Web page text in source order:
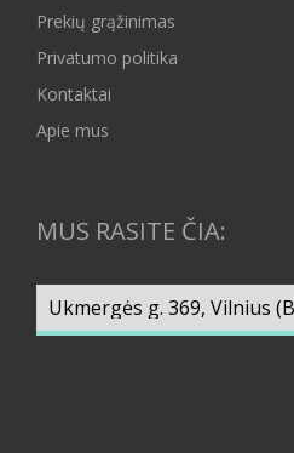
Prekių grąžinimas
Privatumo politika
Kontaktai
Apie mus
MUS RASITE ČIA: